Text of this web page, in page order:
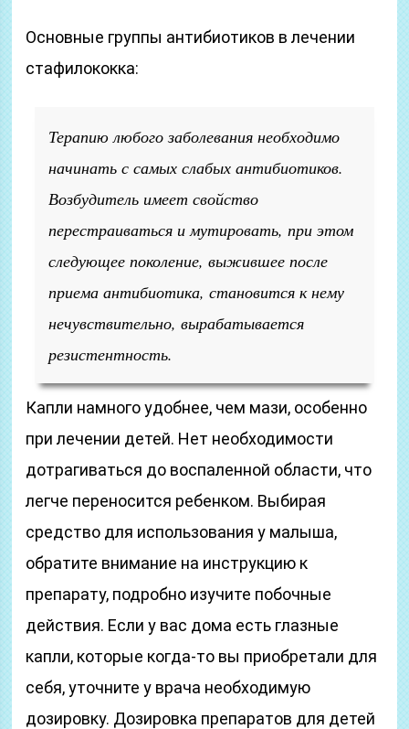
Основные группы антибиотиков в лечении
стафилококка:
Терапию любого заболевания необходимо
начинать с самых слабых антибиотиков.
Возбудитель имеет свойство
перестраиваться и мутировать, при этом
следующее поколение, выжившее после
приема антибиотика, становится к нему
нечувствительно, вырабатывается
резистентность.
Капли намного удобнее, чем мази, особенно
при лечении детей. Нет необходимости
дотрагиваться до воспаленной области, что
легче переносится ребенком. Выбирая
средство для использования у малыша,
обратите внимание на инструкцию к
препарату, подробно изучите побочные
действия. Если у вас дома есть глазные
капли, которые когда-то вы приобретали для
себя, уточните у врача необходимую
дозировку. Дозировка препаратов для детей